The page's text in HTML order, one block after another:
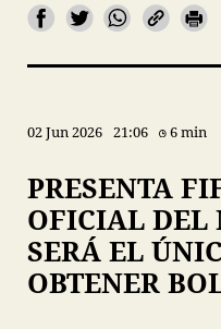
02 Jun 2026 21:06 6 min
PRESENTA
OFICIAL DEL
SERÁ EL
OBTENER